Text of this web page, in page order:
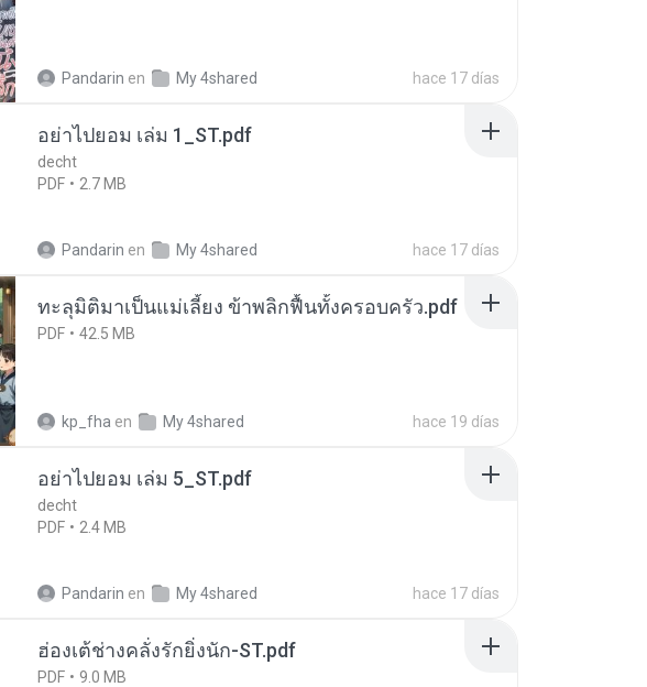
Pandarin en My 4shared hace 17 días
อย่าไปยอม เล่ม 1_ST.pdf
decht
PDF
2.7 MB
Pandarin en My 4shared hace 17 días
ทะลุมิติมาเป็นแม่เลี้ยง ข้าพลิกฟื้นทั้งครอบครัว.pdf
PDF 42.5 MB
kp_fha en My 4shared hace 19 días
อย่าไปยอม เล่ม 5_ST.pdf
decht
PDF
2.4 MB
Pandarin en My 4shared hace 17 días
ฮ่องเต้ช่างคลั่งรักยิ่งนัก-ST.pdf
PDF 9.0 MB